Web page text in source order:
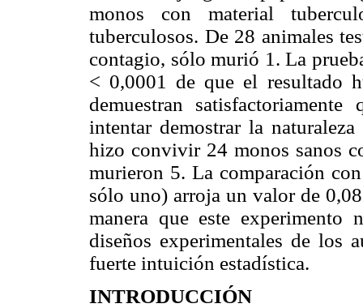
monos con material
tuberculosos. De 28 animales
contagio, sólo murió 1. La
< 0,0001 de que el resultado
demuestran
intentar demostrar la
hizo convivir 24 monos sanos
murieron 5. La comparación
sólo uno) arroja un valor de
manera que este experimento
diseños experimentales de los
fuerte intuición estadística.
INTRODUCCIÓN